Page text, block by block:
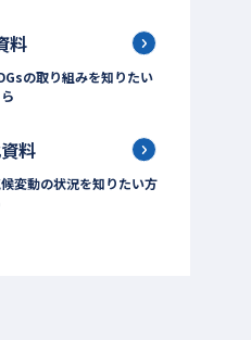
料
の取り組みを知りたい
料
変動の状況を知りたい方